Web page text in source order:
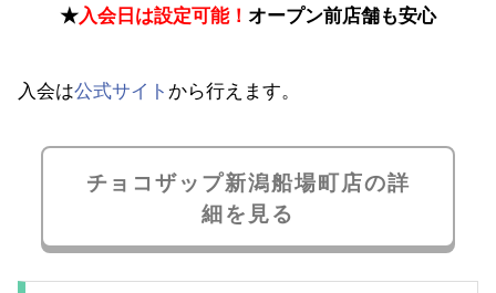
★入会日は設定可能！ オープン前店舗も安心
入会は公式サイト から行えます。
チョコザップ新潟船場町店の詳
細を見る